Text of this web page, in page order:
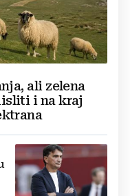
ali zelena
i na kraj